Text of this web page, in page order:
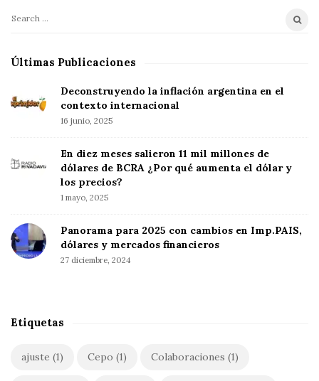
S
d
a
S
a
h
:
Últimas Publicaciones
Deconstruyendo la inflación argentina en el
contexto internacional
16 junio, 2025
En diez meses salieron 11 mil millones de
dólares de BCRA ¿Por qué aumenta el dólar y
los precios?
1 mayo, 2025
Panorama para 2025 con cambios en Imp.PAIS,
dólares y mercados financieros
27 diciembre, 2024
Etiquetas
ajuste (1) Cepo (1) Colaboraciones (1)